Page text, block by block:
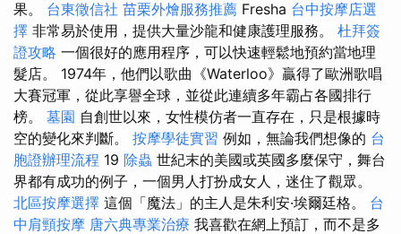
果。 台東徵信社 苗栗外燴服務推薦 Fresha 台中按摩店選
擇 非常易於使用，提供大量沙龍和健康護理服務。 杜拜簽
證攻略 一個很好的應用程序，可以快速輕鬆地預約當地理
髮店。 1974年，他們以歌曲《Waterloo》贏得了歐洲歌唱
大賽冠軍，從此享譽全球，並從此連續多年霸占各國排行
榜。 墓園 自創世以來，女性模仿者一直存在，只是根據時
空的變化來判斷。 按摩學徒實習 例如，無論我們想像的 台
胞證辦理流程 19 除蟲 世紀末的美國或英國多麼保守，舞台
界都有成功的例子，一個男人打扮成女人，迷住了觀眾。
北區按摩選擇 這個「魔法」的主人是朱利安·埃爾廷格。 台
中肩頸按摩 唐六典專業治療 我喜歡在網上預訂，而不是多